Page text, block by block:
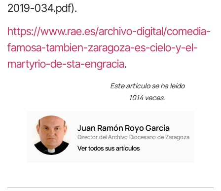
2019-034.pdf).
https://www.rae.es/archivo-digital/comedia-
famosa-tambien-zaragoza-es-cielo-y-el-
martyrio-de-sta-engracia.
Este artículo se ha leído
1014 veces.
Juan Ramón Royo García
Director del Archivo Diocesano de Zaragoza
Ver todos sus artículos